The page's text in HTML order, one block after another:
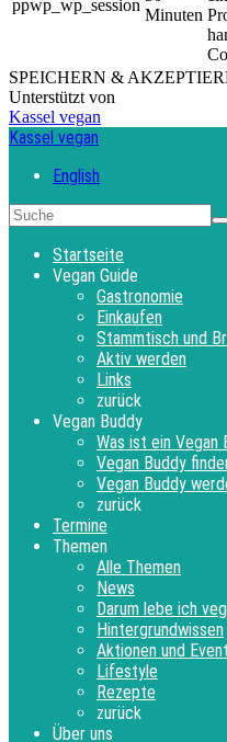
ppwp_wp_session
Minuten
SPEICHERN &
Unterstützt von
Kassel vegan
Kassel vegan
English
Startseite
Vegan Guide
Gastronomie
Einkaufen
Stammtisch und
Aktiv werden
Links
zurück
Vegan Buddy
Was ist ein Vegan
Vegan Buddy
Vegan Buddy
zurück
Termine
Themen
Alle Themen
News
Darum lebe ich
Hintergrundwissen
Aktionen und
Lifestyle
Rezepte
zurück
Über uns